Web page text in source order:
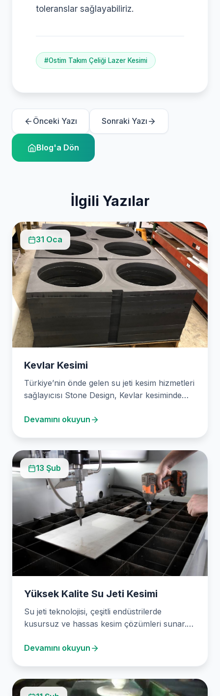
toleranslar sağlayabiliriz.
#Ostim Takım Çeliği Lazer Kesimi
Önceki Yazı Sonraki Yazı
Blog'a Dön
İlgili Yazılar
31 Oca
Kevlar Kesimi
Türkiye’nin önde gelen su jeti kesim hizmetleri
sağlayıcısı Stone Design, Kevlar kesiminde
Devamını okuyun
13 Şub
Yüksek Kalite Su Jeti Kesimi
Su jeti teknolojisi, çeşitli endüstrilerde
kusursuz ve hassas kesim çözümleri sunar.
Devamını okuyun